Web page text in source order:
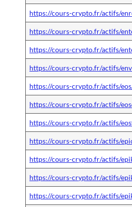
https://cours-crypto.fr/actifs/
https://cours-crypto.fr/actifs/
https://cours-crypto.fr/actifs/
https://cours-crypto.fr/actifs/
https://cours-crypto.fr/actifs/
https://cours-crypto.fr/actifs/
https://cours-crypto.fr/actifs/
https://cours-crypto.fr/actifs/
https://cours-crypto.fr/actifs/
https://cours-crypto.fr/actifs/
https://cours-crypto.fr/actifs/